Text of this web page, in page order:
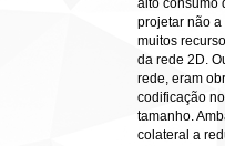
alto consumo
projetar não
muitos
da rede 2D.
rede, eram
codificação
tamanho.
colateral a